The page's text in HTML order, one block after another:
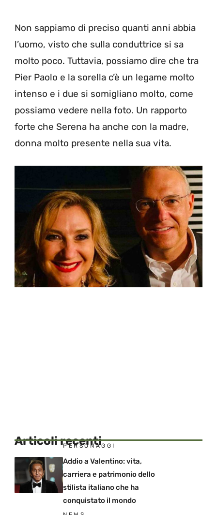
Non sappiamo di preciso quanti anni abbia
l’uomo, visto che sulla conduttrice si sa
molto poco. Tuttavia, possiamo dire che tra
Pier Paolo e la sorella c’è un legame molto
intenso e i due si somigliano molto, come
possiamo vedere nella foto. Un rapporto
forte che Serena ha anche con la madre,
donna molto presente nella sua vita.
Articoli recenti
PERSONAGGI
Addio a Valentino: vita,
carriera e patrimonio dello
stilista italiano che ha
conquistato il mondo